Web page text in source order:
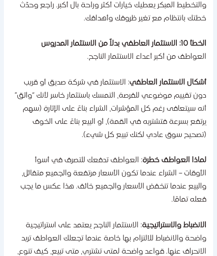
المبكر يعطيك خيارات أكثر وراحة بال أكبر. راجع وحدّث
بانتظام مع تغير ظروفك وأهدافك.
الاستثمار العاطفي بدلاً من الاستثمار المدروس
من أكبر أعداء الاستثمار الناجح.
الاستثمار العاطفي: الاستثمار في شركة صديق أو قريب
تقييم موضوعي للفرصة، التمسك باستثمار خاسر لأنك “واثق”
سيتعافى رغم كل المؤشرات، الشراء بناءً على الإثارة (سهم
بسرعة فتشتريه في القمة)، أو البيع بناءً على الخوف
سوق عادي لكنك تبيع كل شيء).
العواطف خطرة: العواطف تدفعك للتصرف في أسوأ
– الشراء عندما تكون الأسعار مرتفعة والجميع متفائل،
عندما تنخفض الأسعار والجميع خائف. هذا عكس ما يجب
تمامًا.
والاستراتيجية: الاستثمار الناجح يعتمد على استراتيجية
والانضباط للالتزام بها خاصة عندما تجعلك العواطف تريد
عنها. قواعد واضحة لمتى تشتري، متى تبيع، كيف تنوع،